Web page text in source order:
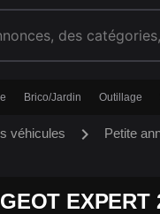
Brico/Jardin Outillage
véhicules chevron_right Petite
EXPERT